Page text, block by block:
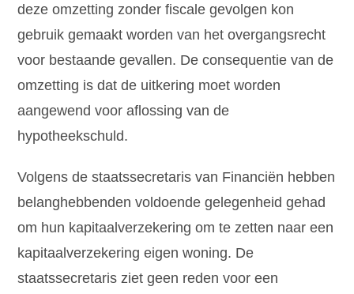
deze omzetting zonder fiscale gevolgen kon
gebruik gemaakt worden van het overgangsrecht
voor bestaande gevallen. De consequentie van de
omzetting is dat de uitkering moet worden
aangewend voor aflossing van de
hypotheekschuld.
Volgens de staatssecretaris van Financiën hebben
belanghebbenden voldoende gelegenheid gehad
om hun kapitaalverzekering om te zetten naar een
kapitaalverzekering eigen woning. De
staatssecretaris ziet geen reden voor een